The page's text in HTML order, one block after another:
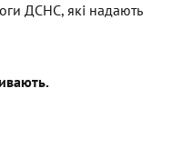
ДСНС, які надають